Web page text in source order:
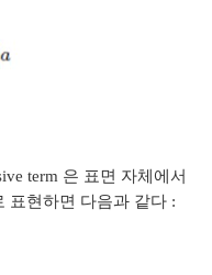
term 은 표면 자체에서
표현하면 다음과 같다 :